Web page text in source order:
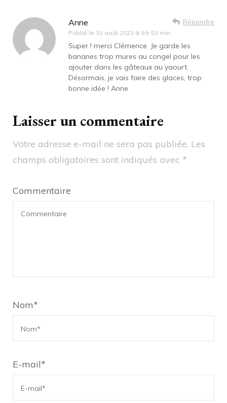
Anne
Publié le 31 août 2023 à 9 h 53 min
Répondre
Super ! merci Clémence. Je garde les
bananes trop mures au congel pour les
ajouter dans les gâteaux au yaourt.
Désormais, je vais faire des glaces, trop
bonne idée ! Anne
Laisser un commentaire
Votre adresse e-mail ne sera pas publiée. Les
champs obligatoires sont indiqués avec *
Commentaire
Nom*
E-mail*